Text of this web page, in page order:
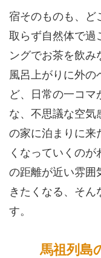
宿そのものも、ど
取らず自然体で過
ングでお茶を飲み
風呂上がりに外の
ど、日常の一コマ
な、不思議な空気
の家に泊まりに来
くなっていくのが
の距離が近い雰囲
きたくなる、そん
す。
馬祖列島